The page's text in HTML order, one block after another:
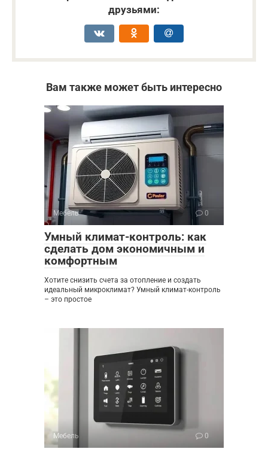
друзьями:
Вам также может быть интересно
Мебель 0
Умный климат-контроль: как
сделать дом экономичным и
комфортным
Хотите снизить счета за отопление и создать
идеальный микроклимат? Умный климат-контроль
– это простое
Мебель 0